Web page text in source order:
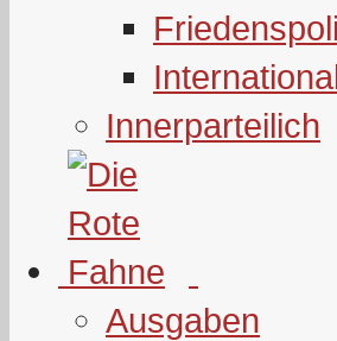
Innerparteilich
Ausgaben